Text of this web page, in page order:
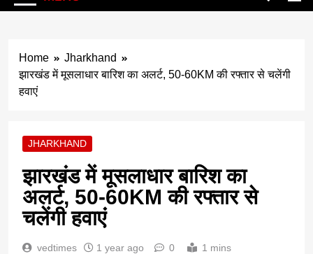
Home
Jharkhand
झारखंड में मूसलाधार बारिश का अलर्ट, 50-60KM की रफ्तार से चलेंगी
हवाएं
JHARKHAND
झारखंड में मूसलाधार बारिश का
अलर्ट, 50-60KM की रफ्तार से
चलेंगी हवाएं
vedtimes 1 year ago 0 1 mins